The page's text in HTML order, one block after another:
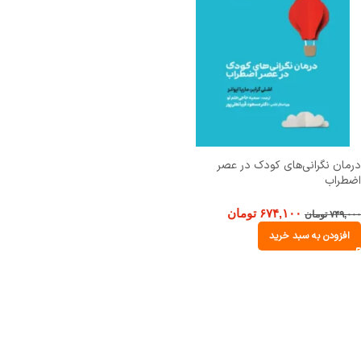
درمان نگرانی‌های کودک در عصر
اضطراب
۷۴۹,۰۰۰ تومان ۶۷۴,۱۰۰ تومان
افزودن به سبد خرید